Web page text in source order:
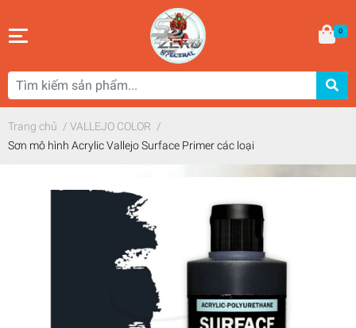
0
Trang chủ / VALLEJO COLOR /
Sơn mô hình Acrylic Vallejo Surface Primer các loại